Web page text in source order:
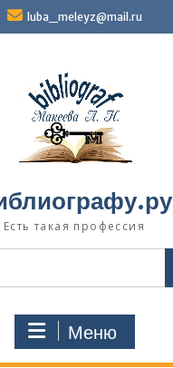
luba_meleyz@mail.ru
Есть такая профессия
Меню